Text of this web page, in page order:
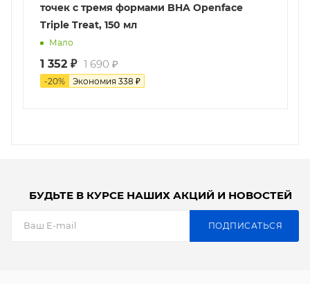
точек с тремя формами BHA Openface
Triple Treat, 150 мл
Мало
1 352 ₽ 1 690 ₽
-20% Экономия 338 ₽
БУДЬТЕ В КУРСЕ НАШИХ АКЦИЙ И НОВОСТЕЙ
ПОДПИСАТЬСЯ